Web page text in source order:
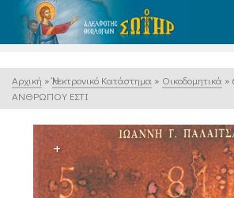
Αρχική » Ἠλεκτρονικό Κατάστημα » Οικοδομητικά »
ΑΝΘΡΩΠΟΥ ΕΣΤΙ